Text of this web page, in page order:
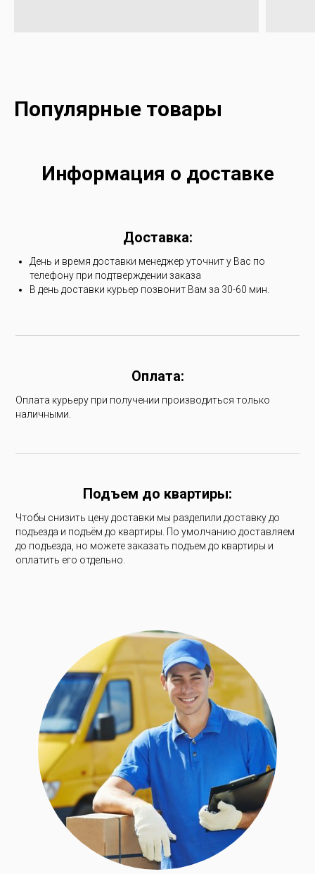
Популярные товары
Информация о доставке
Доставка:
День и время доставки менеджер уточнит у Вас по
телефону при подтверждении заказа
В день доставки курьер позвонит Вам за 30-60 мин.
Оплата:
Оплата курьеру при получении производиться только
наличными.
Подъем до квартиры:
Чтобы снизить цену доставки мы разделили доставку до
подъезда и подъём до квартиры. По умолчанию доставляем
до подъезда, но можете заказать подъем до квартиры и
оплатить его отдельно.